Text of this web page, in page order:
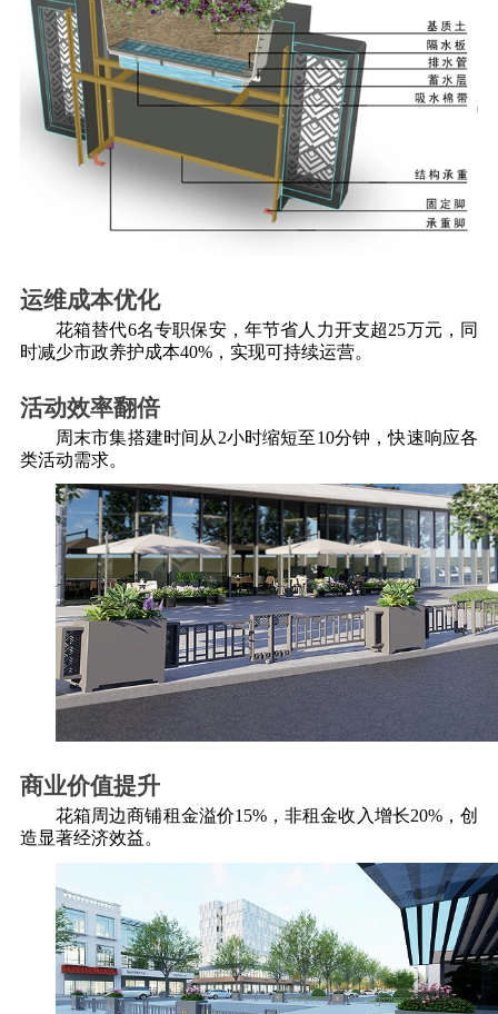
运维成本优化
花箱替代6名专职保安，年节省人力开支超25万元，同
时减少市政养护成本40%，实现可持续运营。
活动效率翻倍
周末市集搭建时间从 2小时缩短至10分钟，快速响应各
类活动需求。
商业价值提升
花箱周边商铺租金溢价15%，非租金收入增长20%，创
造显著经济效益。